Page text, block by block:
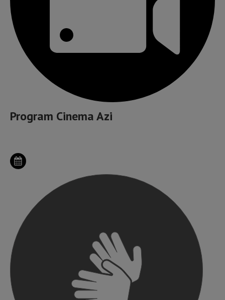
Program Cinema Azi